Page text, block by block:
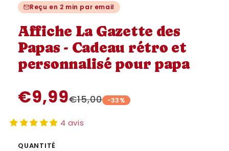
une
fenêtre
une
fenêtre
Reçu en 2 min par email
Affiche La Gazette des
Papas - Cadeau rétro et
personnalisé pour papa
€9,99€15,00 -33%
4 avis
QUANTITÉ